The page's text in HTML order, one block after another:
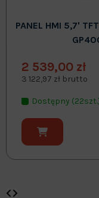
PANEL HMI 5,7'
2 539,00 zł
3 122,97 zł brutto
Dostępny